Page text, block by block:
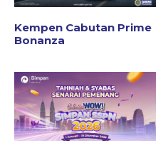
Kempen Cabutan Prime
Bonanza